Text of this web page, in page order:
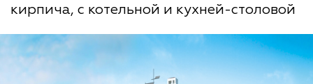
кирпича, с котельной и кухней-столовой